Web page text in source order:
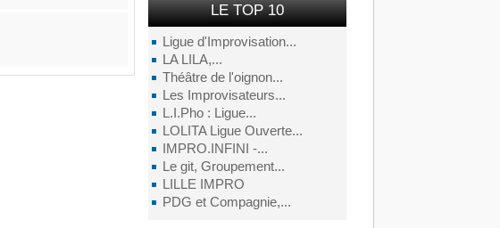
LE TOP 10
Ligue d'Improvisation...
LA LILA,...
Théâtre de l'oignon...
Les Improvisateurs...
L.I.Pho : Ligue...
LOLITA Ligue Ouverte...
IMPRO.INFINI -...
Le git, Groupement...
LILLE IMPRO
PDG et Compagnie,...